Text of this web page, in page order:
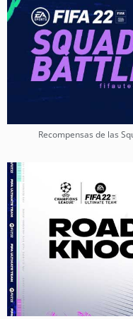
Recompensas de las